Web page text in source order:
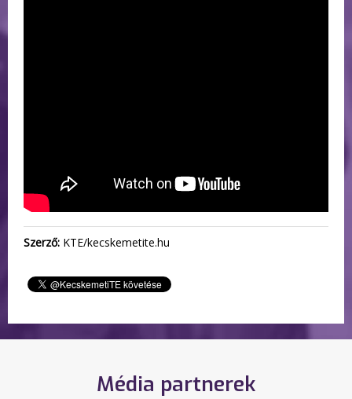
Szerző: KTE/kecskemetite.hu
Média partnerek